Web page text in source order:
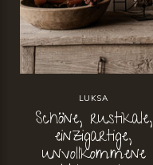
LUKSA
Schöne, rustikale,
einzigartige,
unvollkommene